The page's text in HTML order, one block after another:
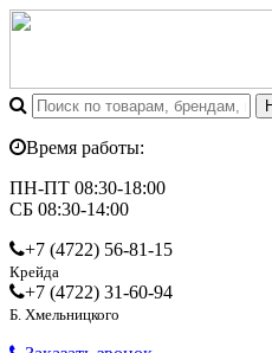
Время работы:
ПН-ПТ 08:30-18:00
СБ 08:30-14:00
+7 (4722) 56-81-15
Крейда
+7 (4722) 31-60-94
Б. Хмельницкого